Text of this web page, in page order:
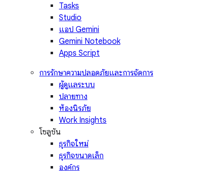
Tasks
Studio
แอป Gemini
Gemini Notebook
Apps Script
การรักษาความปลอดภัยและการจัดการ
ผู้ดูแลระบบ
ปลายทาง
ห้องนิรภัย
Work Insights
โซลูชัน
ธุรกิจใหม่
ธุรกิจขนาดเล็ก
องค์กร